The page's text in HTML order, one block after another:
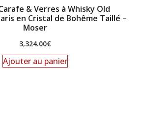
& Verres à Whisky Old
en Cristal de Bohême Taillé –
Moser
3,324.00€
Ajouter au panier